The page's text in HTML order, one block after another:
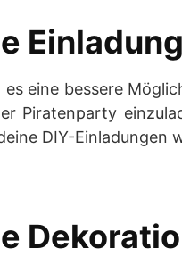
es eine bessere
Piratenparty
DIY-Einladungen